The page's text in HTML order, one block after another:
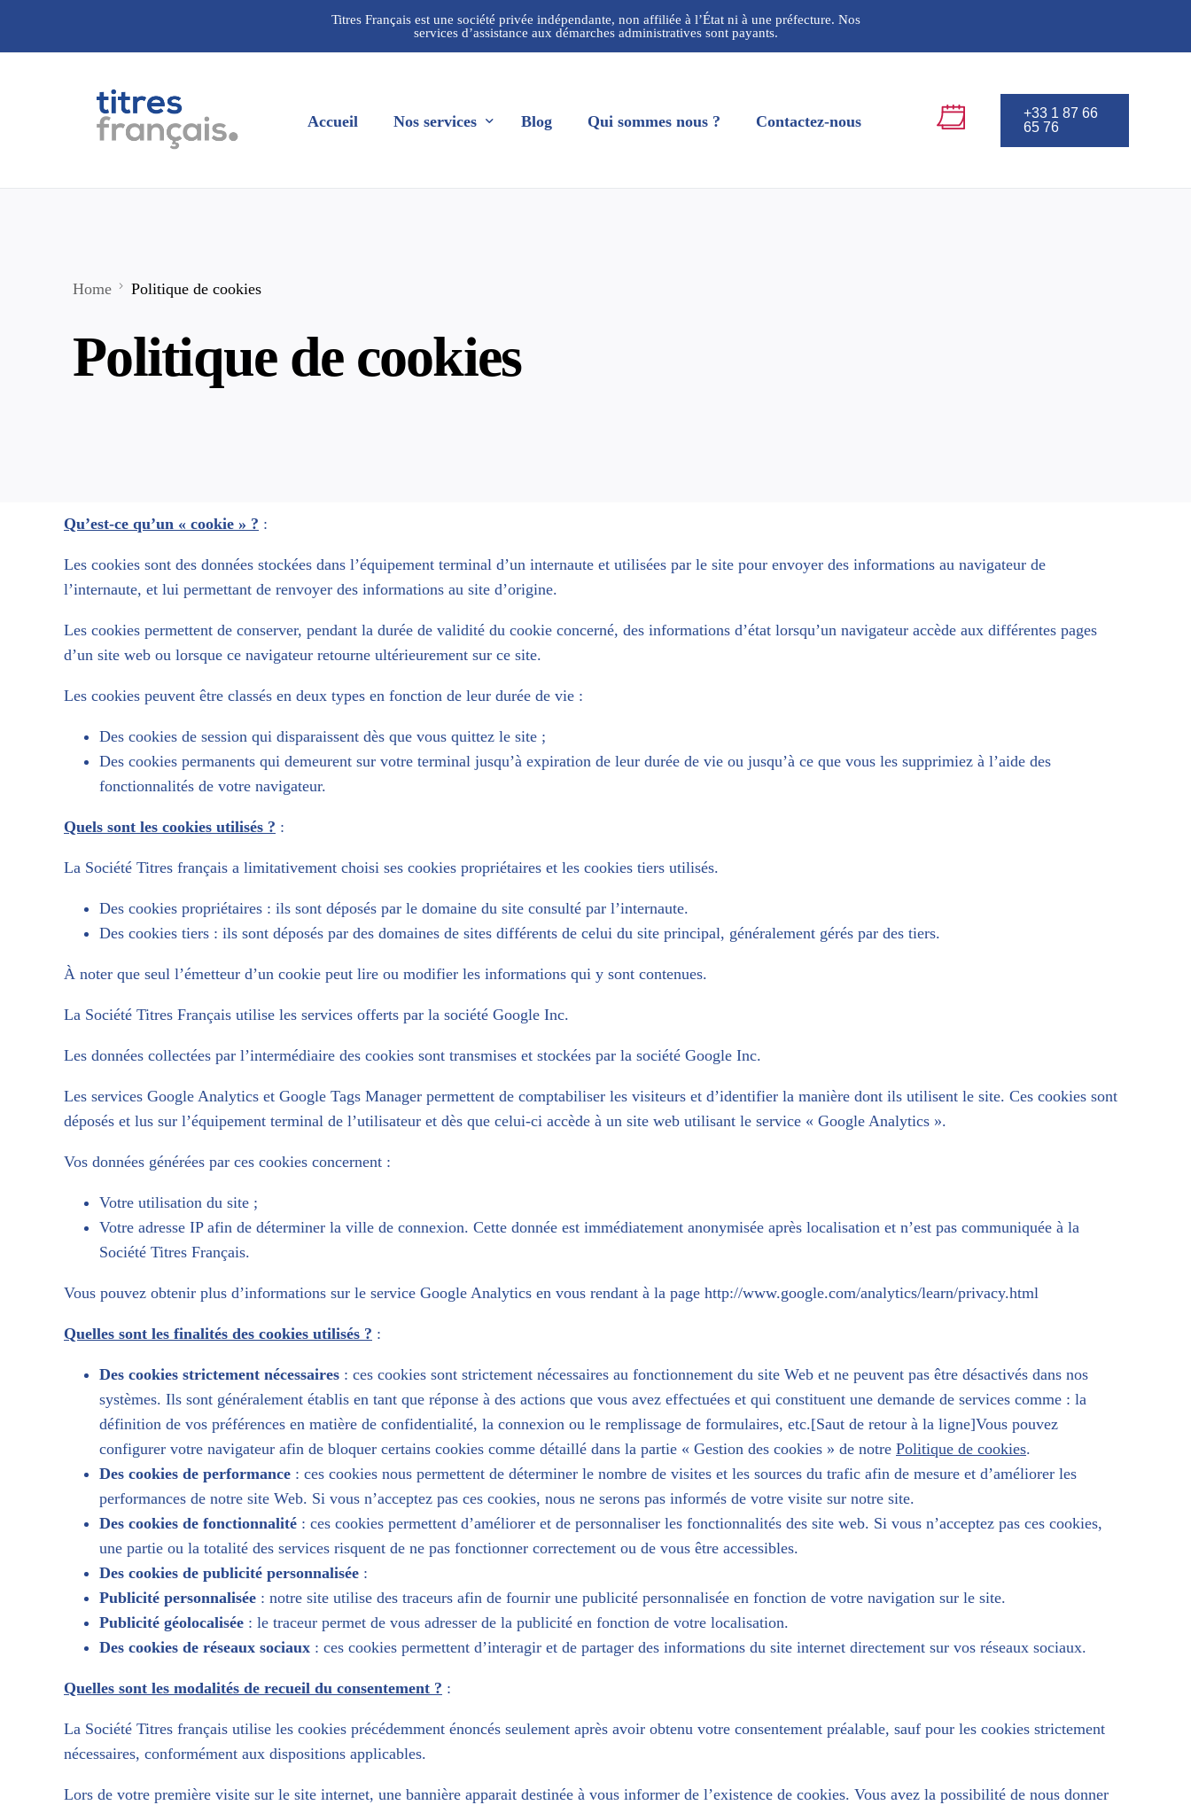
Titres Français est une société privée indépendante, non affiliée à l’État ni à une préfecture. Nos
services d’assistance aux démarches administratives sont payants.
Accueil Nos services
Visa
Blog Qui sommes nous ? Contactez-nous
+33 1 87 66
65 76
Home Politique de cookies
Politique de cookies
Qu’est-ce qu’un « cookie » ? :
Les cookies sont des données stockées dans l’équipement terminal d’un internaute et utilisées par le site pour envoyer des informations au navigateur de
l’internaute, et lui permettant de renvoyer des informations au site d’origine.
Les cookies permettent de conserver, pendant la durée de validité du cookie concerné, des informations d’état lorsqu’un navigateur accède aux différentes pages
d’un site web ou lorsque ce navigateur retourne ultérieurement sur ce site.
Les cookies peuvent être classés en deux types en fonction de leur durée de vie :
Des cookies de session qui disparaissent dès que vous quittez le site ;
Des cookies permanents qui demeurent sur votre terminal jusqu’à expiration de leur durée de vie ou jusqu’à ce que vous les supprimiez à l’aide des
fonctionnalités de votre navigateur.
Quels sont les cookies utilisés ? :
La Société Titres français a limitativement choisi ses cookies propriétaires et les cookies tiers utilisés.
Des cookies propriétaires : ils sont déposés par le domaine du site consulté par l’internaute.
Des cookies tiers : ils sont déposés par des domaines de sites différents de celui du site principal, généralement gérés par des tiers.
À noter que seul l’émetteur d’un cookie peut lire ou modifier les informations qui y sont contenues.
La Société Titres Français utilise les services offerts par la société Google Inc.
Les données collectées par l’intermédiaire des cookies sont transmises et stockées par la société Google Inc.
Les services Google Analytics et Google Tags Manager permettent de comptabiliser les visiteurs et d’identifier la manière dont ils utilisent le site. Ces cookies sont
déposés et lus sur l’équipement terminal de l’utilisateur et dès que celui-ci accède à un site web utilisant le service « Google Analytics ».
Vos données générées par ces cookies concernent :
Votre utilisation du site ;
Votre adresse IP afin de déterminer la ville de connexion. Cette donnée est immédiatement anonymisée après localisation et n’est pas communiquée à la
Société Titres Français.
Vous pouvez obtenir plus d’informations sur le service Google Analytics en vous rendant à la page http://www.google.com/analytics/learn/privacy.html
Quelles sont les finalités des cookies utilisés ? :
Des cookies strictement nécessaires : ces cookies sont strictement nécessaires au fonctionnement du site Web et ne peuvent pas être désactivés dans nos
systèmes. Ils sont généralement établis en tant que réponse à des actions que vous avez effectuées et qui constituent une demande de services comme : la
définition de vos préférences en matière de confidentialité, la connexion ou le remplissage de formulaires, etc.[Saut de retour à la ligne]Vous pouvez
configurer votre navigateur afin de bloquer certains cookies comme détaillé dans la partie « Gestion des cookies » de notre Politique de cookies.
Des cookies de performance : ces cookies nous permettent de déterminer le nombre de visites et les sources du trafic afin de mesure et d’améliorer les
performances de notre site Web. Si vous n’acceptez pas ces cookies, nous ne serons pas informés de votre visite sur notre site.
Des cookies de fonctionnalité : ces cookies permettent d’améliorer et de personnaliser les fonctionnalités des site web. Si vous n’acceptez pas ces cookies,
une partie ou la totalité des services risquent de ne pas fonctionner correctement ou de vous être accessibles.
Des cookies de publicité personnalisée :
Publicité personnalisée : notre site utilise des traceurs afin de fournir une publicité personnalisée en fonction de votre navigation sur le site.
Publicité géolocalisée : le traceur permet de vous adresser de la publicité en fonction de votre localisation.
Des cookies de réseaux sociaux : ces cookies permettent d’interagir et de partager des informations du site internet directement sur vos réseaux sociaux.
Quelles sont les modalités de recueil du consentement ? :
La Société Titres français utilise les cookies précédemment énoncés seulement après avoir obtenu votre consentement préalable, sauf pour les cookies strictement
nécessaires, conformément aux dispositions applicables.
Lors de votre première visite sur le site internet, une bannière apparait destinée à vous informer de l’existence de cookies. Vous avez la possibilité de nous donner